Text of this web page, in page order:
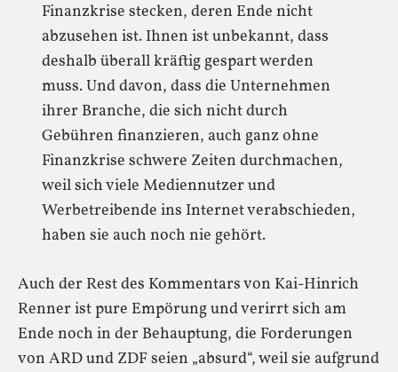
Finanzkrise stecken, deren Ende nicht
abzusehen ist. Ihnen ist unbekannt, dass
deshalb überall kräftig gespart werden
muss. Und davon, dass die Unternehmen
ihrer Branche, die sich nicht durch
Gebühren finanzieren, auch ganz ohne
Finanzkrise schwere Zeiten durchmachen,
weil sich viele Mediennutzer und
Werbetreibende ins Internet verabschieden,
haben sie auch noch nie gehört.
Auch der Rest des Kommentars von Kai-Hinrich
Renner ist pure Empörung und verirrt sich am
Ende noch in der Behauptung, die Forderungen
von ARD und ZDF seien „absurd“, weil sie aufgrund